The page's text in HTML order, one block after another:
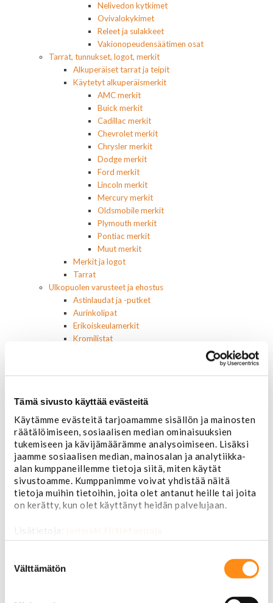
Tämä sivusto käyttää evästeitä
Käytämme evästeitä tarjoamamme sisällön ja mainosten
räätälöimiseen, sosiaalisen median ominaisuuksien
tukemiseen ja kävijämäärämme analysoimiseen. Lisäksi
jaamme sosiaalisen median, mainosalan ja analytiikka-
alan kumppaneillemme tietoja siitä, miten käytät
sivustoamme. Kumppanimme voivat yhdistää näitä
tietoja muihin tietoihin, joita olet antanut heille tai joita
on kerätty, kun olet käyttänyt heidän palvelujaan.
Lisätietoja: jarimaki.fi/tietosuoja
valinta
Välttämätön
Nelivedon kytkimet
Ovivalokykimet
Releet ja sulakkeet
Vakionopeudensäätimen osat
Tarrat, tunnukset, logot, merkit
Alkuperäiset tarrat ja teipit
Käytetyt alkuperäismerkit
AMC merkit
Buick merkit
Cadillac merkit
Chevrolet merkit
Chrysler merkit
Dodge merkit
Ford merkit
Lincoln merkit
Mercury merkit
Oldsmobile merkit
Plymouth merkit
Pontiac merkit
Muut merkit
Merkit ja logot
Tarrat
Ulkopuolen varusteet ja ehostus
Astinlaudat ja -putket
Aurinkolipat
Erikoiskeulamerkit
Kromilistat
Chevrolet
Dodge
Ford
Hummer
Jeep
Yleismalliset
Lokasuojanlevikkeet ja helman osat
Maskit
Chrysler
Ford
Ovipeilit
Puskurit